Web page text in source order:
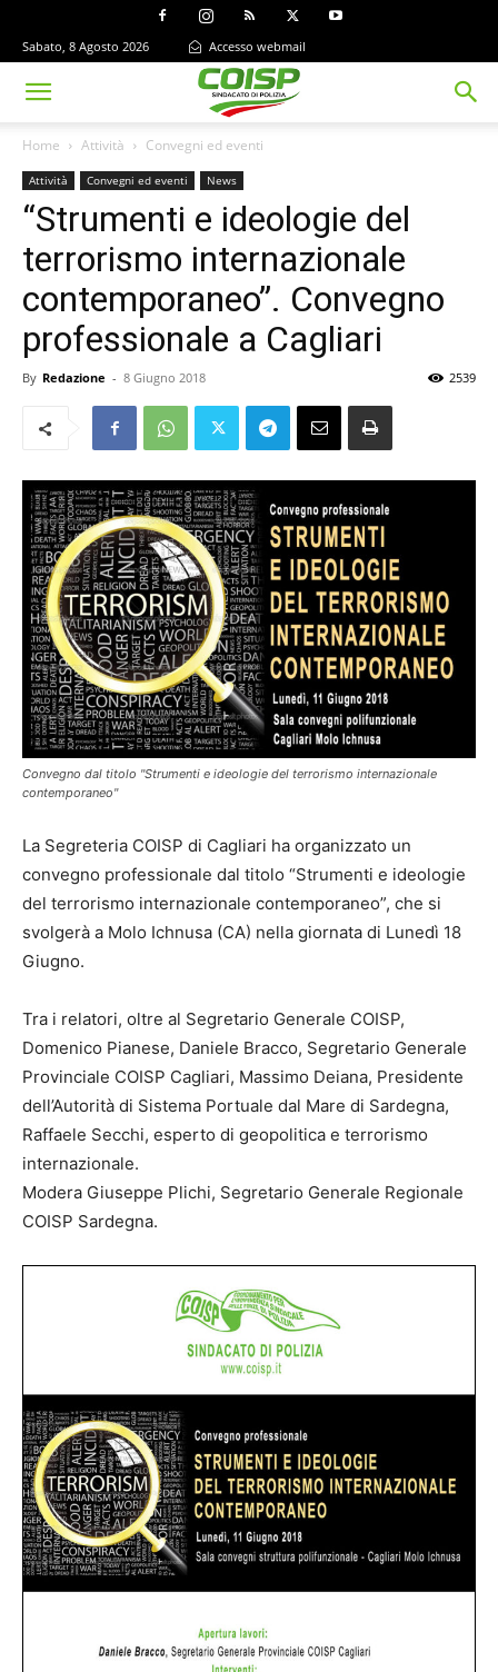
Sabato, 8 Agosto 2026 Accesso webmail
Home Attività Convegni ed eventi
Attività Convegni ed eventi News
“Strumenti e ideologie del
terrorismo internazionale
contemporaneo”. Convegno
professionale a Cagliari
By Redazione - 8 Giugno 2018 2539
Convegno dal titolo "Strumenti e ideologie del terrorismo internazionale
contemporaneo"
La Segreteria COISP di Cagliari ha organizzato un
convegno professionale dal titolo “Strumenti e ideologie
del terrorismo internazionale contemporaneo”, che si
svolgerà a Molo Ichnusa (CA) nella giornata di Lunedì 18
Giugno.
Tra i relatori, oltre al Segretario Generale COISP,
Domenico Pianese, Daniele Bracco, Segretario Generale
Provinciale COISP Cagliari, Massimo Deiana, Presidente
dell’Autorità di Sistema Portuale dal Mare di Sardegna,
Raffaele Secchi, esperto di geopolitica e terrorismo
internazionale.
Modera Giuseppe Plichi, Segretario Generale Regionale
COISP Sardegna.